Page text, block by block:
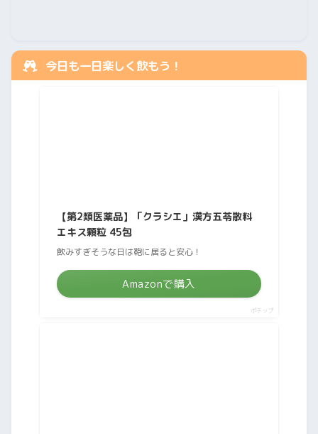
今日も一日楽しく飲もう！
【第2類医薬品】「クラシエ」漢方五苓散料
エキス顆粒 45包
飲みすぎそうな日は鞄に居ると安心！
Amazonで購入
ポチップ